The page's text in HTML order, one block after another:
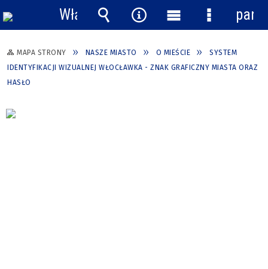
MAPA STRONY NASZE MIASTO O MIEŚCIE
SYSTEM
IDENTYFIKACJI WIZUALNEJ WŁOCŁAWKA - ZNAK GRAFICZNY MIASTA ORAZ
HASŁO
Włącz
powiadomienia
Wyszukiwarka
Narzędzia
Menu
główne
Menu
panel